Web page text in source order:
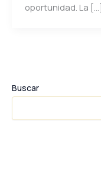
oportunidad. La […]
Buscar